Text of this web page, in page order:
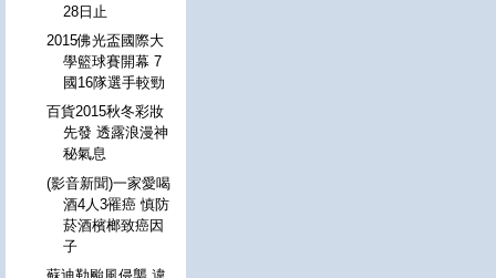
28日止
2015佛光盃國際大
學籃球賽開幕 7
國16隊選手較勁
百貨2015秋冬彩妝
先發 透露浪漫神
秘氣息
(影音新聞)一家愛喝
酒4人3罹癌 慎防
菸酒檳榔致癌因
子